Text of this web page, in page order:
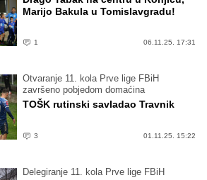
Marijo Bakula u Tomislavgradu!
1 06.11.25. 17:31
Otvaranje 11. kola Prve lige FBiH
završeno pobjedom domaćina
TOŠK rutinski savladao Travnik
3 01.11.25. 15:22
Delegiranje 11. kola Prve lige FBiH